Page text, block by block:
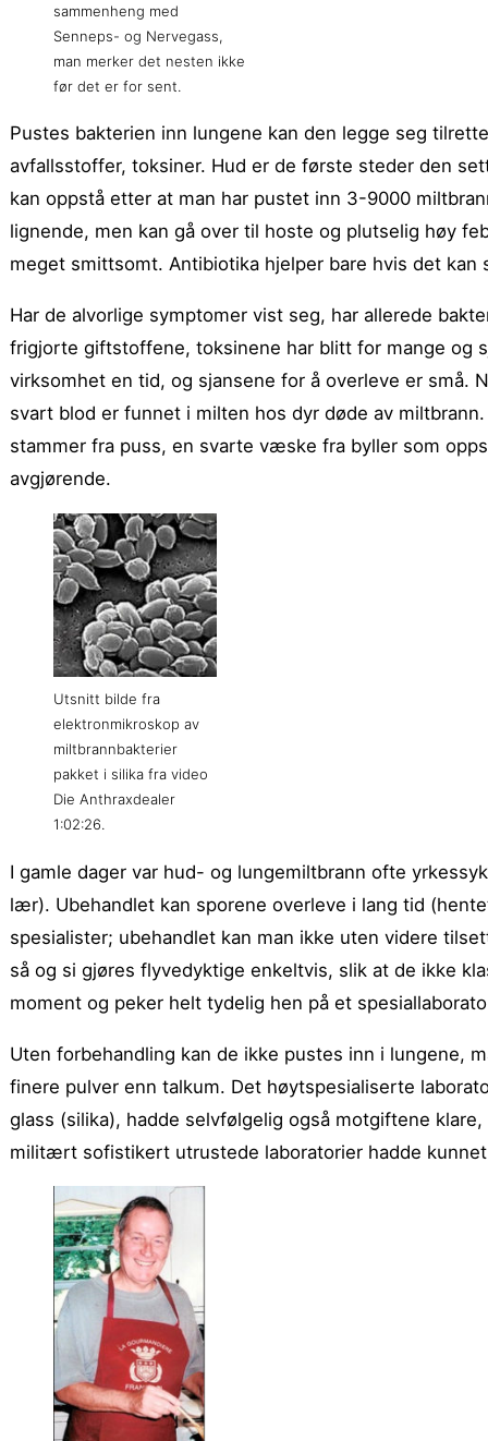
sammenheng med
Senneps- og Nervegass,
man merker det nesten ikke
før det er for sent.
Pustes bakterien inn lungene kan den legge seg
avfallsstoffer, toksiner. Hud er de første steder den
kan oppstå etter at man har pustet inn 3-9000
lignende, men kan gå over til hoste og plutselig høy
meget smittsomt. Antibiotika hjelper bare hvis det
Har de alvorlige symptomer vist seg, har allerede
frigjorte giftstoffene, toksinene har blitt for mange og
virksomhet en tid, og sjansene for å overleve er små.
svart blod er funnet i milten hos dyr døde av
stammer fra puss, en svarte væske fra byller som
avgjørende.
Utsnitt bilde fra
elektronmikroskop av
miltbrannbakterier
pakket i silika fra video
Die Anthraxdealer
1:02:26.
I gamle dager var hud- og lungemiltbrann ofte
lær). Ubehandlet kan sporene overleve i lang tid
spesialister; ubehandlet kan man ikke uten videre
så og si gjøres flyvedyktige enkeltvis, slik at de ikke
moment og peker helt tydelig hen på et
Uten forbehandling kan de ikke pustes inn i lungene,
finere pulver enn talkum. Det høytspesialiserte
glass (silika), hadde selvfølgelig også motgiftene
militært sofistikert utrustede laboratorier hadde